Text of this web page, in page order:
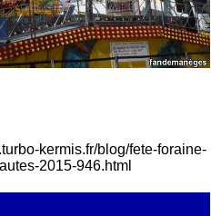
kermis.fr/blog/fete-foraine-
2015-946.html